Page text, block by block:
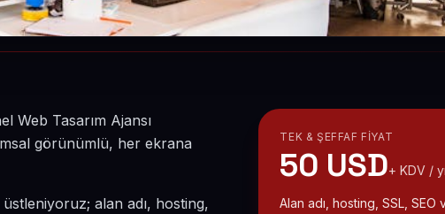
Web Tasarım Ajansı
görünümlü, her ekrana
alan adı, hosting,
TEK & ŞEFFAF FIYAT
50 USD+ KDV /
Alan adı, hosting, SSL,